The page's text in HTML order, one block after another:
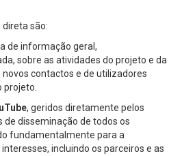
direta são:
de informação geral,
sobre as atividades do projeto e da
contactos e de utilizadores
projeto.
, geridos diretamente pelos
disseminação de todos os
fundamentalmente para a
incluindo os parceiros e as